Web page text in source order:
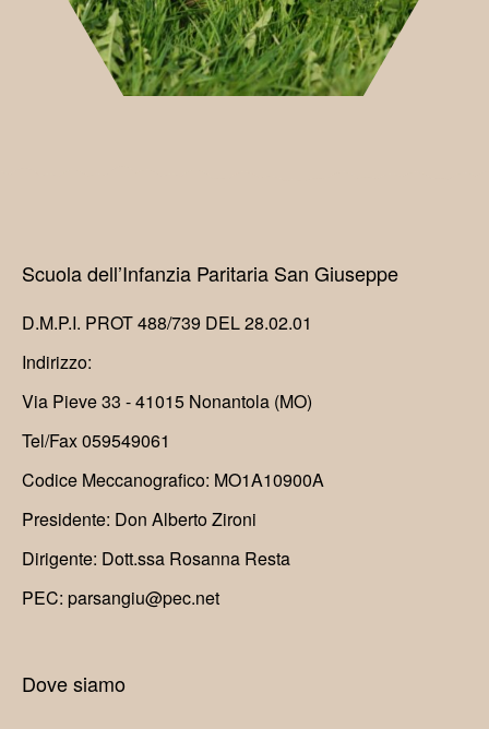
Scuola dell’Infanzia Paritaria San Giuseppe
D.M.P.I. PROT 488/739 DEL 28.02.01
Indirizzo:
Via Pieve 33 - 41015 Nonantola (MO)
Tel/Fax 059549061
Codice Meccanografico: MO1A10900A
Presidente: Don Alberto Zironi
Dirigente: Dott.ssa Rosanna Resta
PEC: parsangiu@pec.net
Dove siamo